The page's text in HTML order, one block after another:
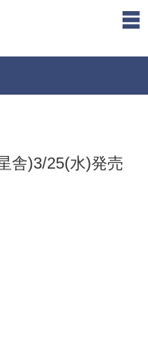
舎)3/25(水)発売